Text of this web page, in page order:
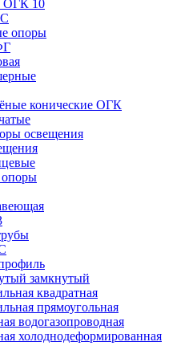
ОГК 10
опоры
конические ОГК
освещения
опоры
замкнутый
квадратная
прямоугольная
водогазопроводная
холоднодеформированная